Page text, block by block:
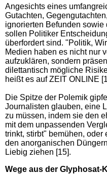
Angesichts eines
Gutachten,
ignorierten Befunden
sollen Politiker
überfordert sind. "Politik,
Medien haben es nicht nur
aufzuklären, sondern
dilettantisch mögliche
heißt es auf ZEIT ONLINE
Die Spitze der Polemik
Journalisten glauben, eine
zu müssen, indem sie den
mit dem unpassenden
trinkt, stirbt" bemühen,
den anorganischen
Liebig ziehen [15].
Wege aus der Glyphosat-